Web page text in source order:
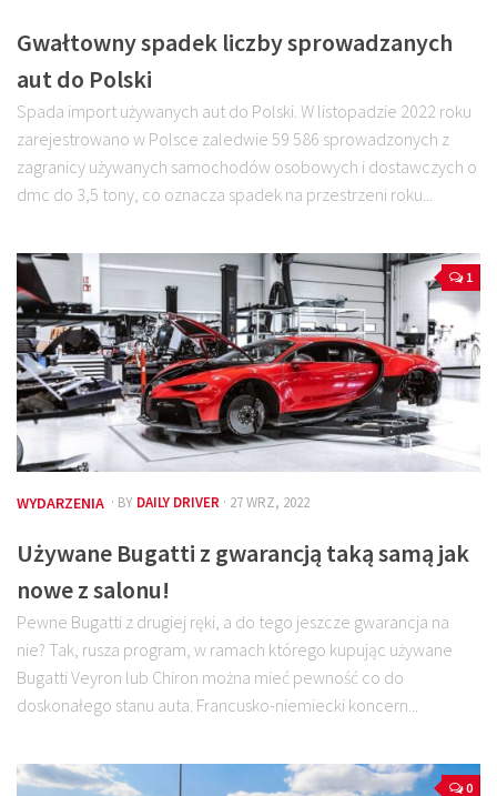
Gwałtowny spadek liczby sprowadzanych
aut do Polski
Spada import używanych aut do Polski. W listopadzie 2022 roku
zarejestrowano w Polsce zaledwie 59 586 sprowadzonych z
zagranicy używanych samochodów osobowych i dostawczych o
dmc do 3,5 tony, co oznacza spadek na przestrzeni roku...
1
WYDARZENIA · BY DAILY DRIVER · 27 WRZ, 2022
Używane Bugatti z gwarancją taką samą jak
nowe z salonu!
Pewne Bugatti z drugiej ręki, a do tego jeszcze gwarancja na
nie? Tak, rusza program, w ramach którego kupując używane
Bugatti Veyron lub Chiron można mieć pewność co do
doskonałego stanu auta. Francusko-niemiecki koncern...
0